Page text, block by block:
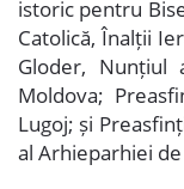
istoric pentru
Catolică, Înalții
Gloder, Nunțiul
Moldova;
Lugoj; și
al Arhieparhiei de